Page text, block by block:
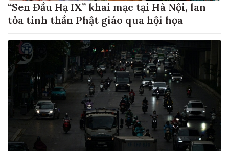
“Sen Đầu Hạ IX” khai mạc tại Hà Nội, lan
tỏa tinh thần Phật giáo qua hội họa